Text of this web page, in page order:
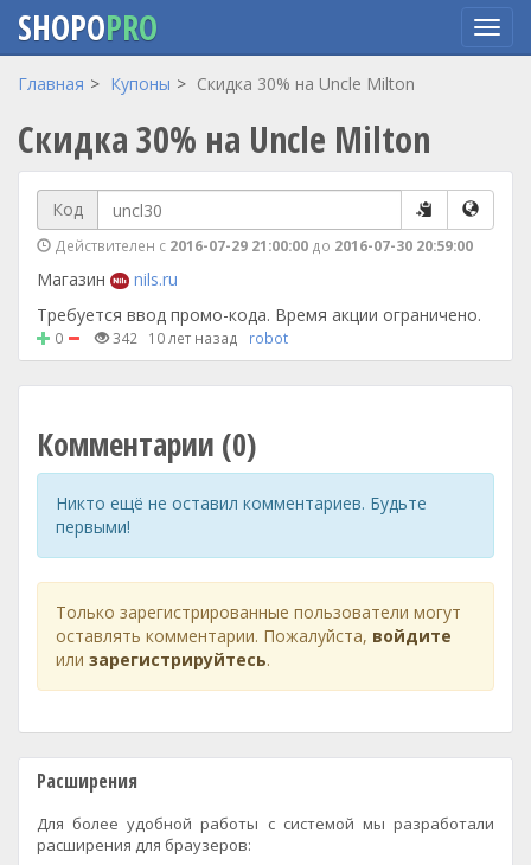
Перейти
основному
содержанию
SHOPOPRO
Главная Купоны Скидка 30% на Uncle Milton
Скидка 30% на Uncle Milton
Код
Действителен с 2016-07-29 21:00:00 до 2016-07-30 20:59:00
Магазин
nils.ru
Требуется ввод промо-кода. Время акции ограничено.
0 342 10 лет назад robot
Комментарии (0)
Никто ещё не оставил комментариев. Будьте
первыми!
Только зарегистрированные пользователи могут
оставлять комментарии. Пожалуйста, войдите
или зарегистрируйтесь.
Расширения
Для более удобной работы с системой мы разработали
расширения для браузеров: